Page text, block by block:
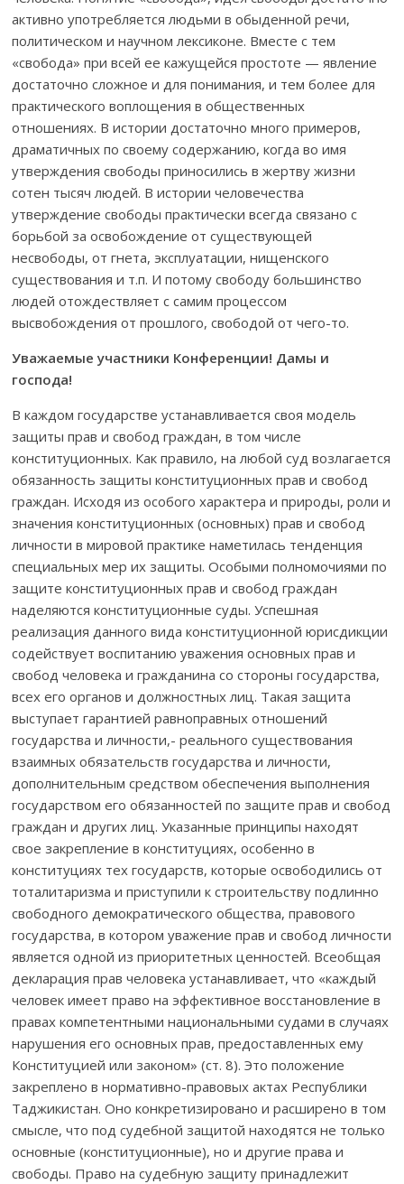
активно употребляется людьми в обыденной речи,
политическом и научном лексиконе. Вместе с тем
«свобода» при всей ее кажущейся простоте — явление
достаточно сложное и для понимания, и тем более для
практического воплощения в общественных
отношениях. В истории достаточно много примеров,
драматичных по своему содержанию, когда во имя
утверждения свободы приносились в жертву жизни
сотен тысяч людей. В истории человечества
утверждение свободы практически всегда связано с
борьбой за освобождение от существующей
несвободы, от гнета, эксплуатации, нищенского
существования и т.п. И потому свободу большинство
людей отождествляет с самим процессом
высвобождения от прошлого, свободой от чего-то.
Уважаемые участники Конференции! Дамы и
господа!
В каждом государстве устанавливается своя модель
защиты прав и свобод граждан, в том числе
конституционных. Как правило, на любой суд возлагается
обязанность защиты конституционных прав и свобод
граждан. Исходя из особого характера и природы, роли и
значения конституционных (основных) прав и свобод
личности в мировой практике наметилась тенденция
специальных мер их защиты. Особыми полномочиями по
защите конституционных прав и свобод граждан
наделяются конституционные суды. Успешная
реализация данного вида конституционной юрисдикции
содействует воспитанию уважения основных прав и
свобод человека и гражданина со стороны государства,
всех его органов и должностных лиц. Такая защита
выступает гарантией равноправных отношений
государства и личности,- реального существования
взаимных обязательств государства и личности,
дополнительным средством обеспечения выполнения
государством его обязанностей по защите прав и свобод
граждан и других лиц. Указанные принципы находят
свое закрепление в конституциях, особенно в
конституциях тех государств, которые освободились от
тоталитаризма и приступили к строительству подлинно
свободного демократического общества, правового
государства, в котором уважение прав и свобод личности
является одной из приоритетных ценностей. Всеобщая
декларация прав человека устанавливает, что «каждый
человек имеет право на эффективное восстановление в
правах компетентными национальными судами в случаях
нарушения его основных прав, предоставленных ему
Конституцией или законом» (ст. 8). Это положение
закреплено в нормативно-правовых актах Республики
Таджикистан. Оно конкретизировано и расширено в том
смысле, что под судебной защитой находятся не только
основные (конституционные), но и другие права и
свободы. Право на судебную защиту принадлежит